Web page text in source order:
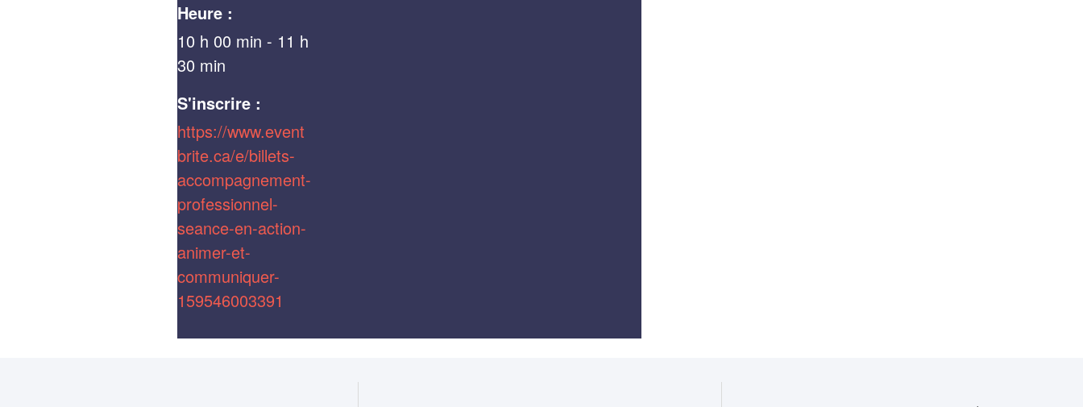
Heure :
10 h 00 min - 11 h
30 min
S'inscrire :
https://www.event
brite.ca/e/billets-
accompagnement-
professionnel-
seance-en-action-
animer-et-
communiquer-
159546003391